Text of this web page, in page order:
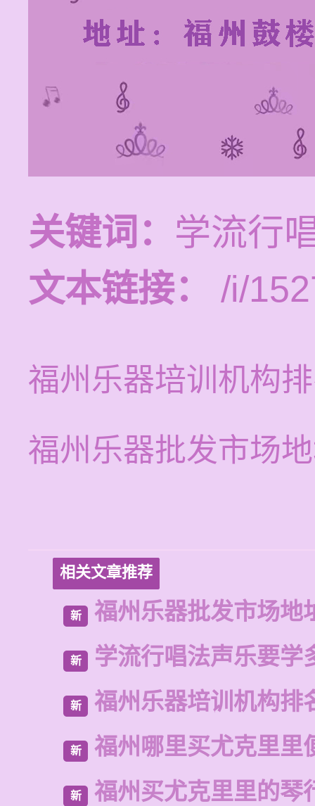
关键词： 学流行
文本链接：
/i/
福州乐器培训机构
福州乐器批发市场
相关文章推荐
新 福州乐器批发市场地
新 学流行唱法声乐要学
新 福州乐器培训机构排
新 福州哪里买尤克里里
新 福州买尤克里里的琴